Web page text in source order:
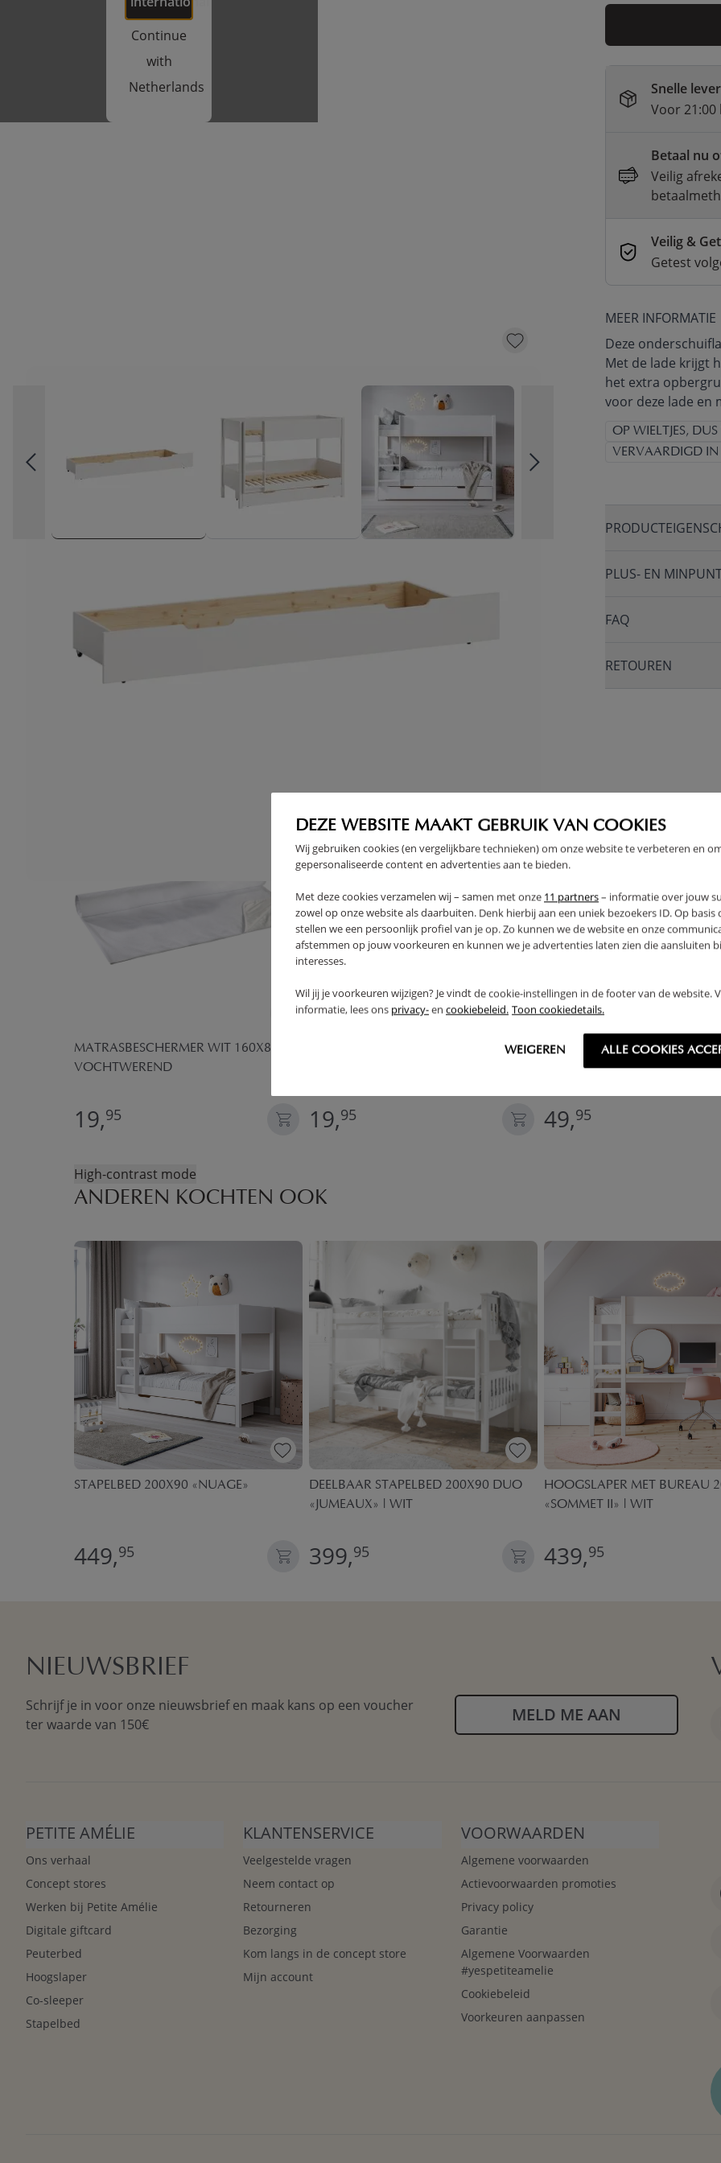
DEZE WEBSITE MAAKT GEBRUIK VAN COOKIES
Wij gebruiken cookies (en vergelijkbare technieken) om onze website te verbeteren en
gepersonaliseerde content en advertenties aan te bieden.
Met deze cookies verzamelen wij – samen met onze 11 partners– informatie over jouw
zowel op onze website als daarbuiten. Denk hierbij aan een uniek bezoekers ID. Op basis
stellen we een persoonlijk profiel van je op. Zo kunnen we de website en onze
afstemmen op jouw voorkeuren en kunnen we je advertenties laten zien die aansluiten
interesses.
Wil jij je voorkeuren wijzigen? Je vindt de cookie-instellingen in de footer van de website.
informatie, lees ons privacy-en cookiebeleid. Toon cookiedetails.
WEIGEREN ALLE COOKIES
Continue
with
Netherlands
Snelle
Voor 21:00
Betaal nu
Veilig
Veilig &
Getest
MEER INFORMATIE
Deze
Met de lade krijgt
het extra
voor deze lade en
OP WIELTJES,
VERVAARDIGD IN
PLUS- EN
FAQ
RETOUREN
MATRASBESCHERMER WIT 160X80 |
VOCHTWEREND
19,95
HOUTEN WANDPLANK «HETRE» |
19,95
GORDIJN VOOR BEDHUISJE
| 80 X 160 CM | MOUSSELINE
49,95
High-contrast mode
ANDEREN KOCHTEN OOK
STAPELBED 200X90 «NUAGE»
449,95
DEELBAAR STAPELBED 200X90 DUO
«JUMEAUX» | WIT
399,95
HOOGSLAPER MET BUREAU
«SOMMET II» | WIT
439,95
NIEUWSBRIEF
Schrijf je in voor onze nieuwsbrief en maak kans op een voucher
ter waarde van 150€
MELD ME AAN
PETITE AMÉLIE
Ons verhaal
Concept stores
Werken bij Petite Amélie
Digitale giftcard
Peuterbed
Hoogslaper
Co-sleeper
Stapelbed
KLANTENSERVICE
Veelgestelde vragen
Neem contact op
Retourneren
Bezorging
Kom langs in de concept store
Mijn account
VOORWAARDEN
Algemene voorwaarden
Actievoorwaarden promoties
Privacy policy
Garantie
Algemene Voorwaarden
#yespetiteamelie
Cookiebeleid
Voorkeuren aanpassen